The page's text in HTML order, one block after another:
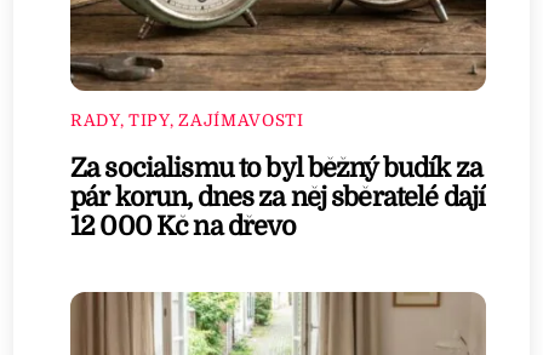
RADY, TIPY, ZAJÍMAVOSTI
Za socialismu to byl běžný budík za
pár korun, dnes za něj sběratelé dají
12 000 Kč na dřevo